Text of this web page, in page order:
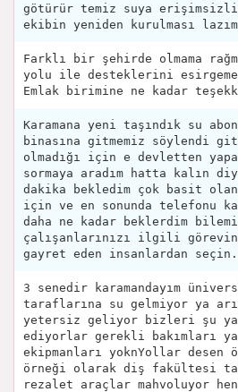
götürür temiz suya
ekibin yeniden kurulması
Farklı bir şehirde olmama
yolu ile desteklerini
Emlak birimine ne kadar
Karamana yeni taşındık su
binasına gitmemiz söylendi
olmadığı için e devletten
sormaya aradım hatta kalın
dakika bekledim çok basit olan
için ve en sonunda telefonu
daha ne kadar beklerdim
çalışanlarınızı ilgili
gayret eden insanlardan seçin.
3 senedir karamandayım
taraflarına su gelmiyor ya
yetersiz geliyor bizleri şu
ediyorlar gerekli bakımları
ekipmanları yoknYollar desen
örneği olarak diş fakültesi
rezalet araçlar mahvoluyor